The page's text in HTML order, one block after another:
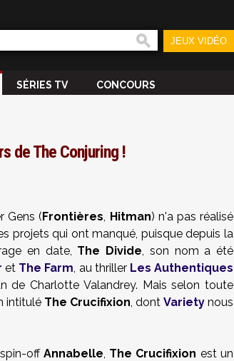
JEUX VIDÉO
SÉRIES TV CONCOURS
de The Conjuring !
Gens (Frontières, Hitman) n'a pas réalisé
projets qui ont manqué, puisque depuis la
en date, The Divide, son nom a été
et The Farm, au thriller Les Authentiques
de Charlotte Valandrey. Mais selon toute
intitulé The Crucifixion, dont Variety nous
off Annabelle, The Crucifixion est un